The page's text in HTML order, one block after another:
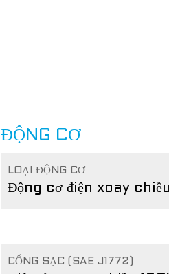
ĐỘNG CƠ
LOẠI ĐỘNG CƠ
Động cơ điện xoay chiều
CỔNG SẠC (SAE J1772)